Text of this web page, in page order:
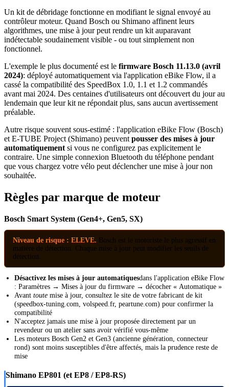
Un kit de débridage fonctionne en modifiant le signal envoyé au
contrôleur moteur. Quand Bosch ou Shimano affinent leurs
algorithmes, une mise à jour peut rendre un kit auparavant
indétectable soudainement visible - ou tout simplement non
fonctionnel.
L'exemple le plus documenté est le firmware Bosch 11.13.0 (avril
2024): déployé automatiquement via l'application eBike Flow, il a
cassé la compatibilité des SpeedBox 1.0, 1.1 et 1.2 commandés
avant mai 2024. Des centaines d'utilisateurs ont découvert du jour au
lendemain que leur kit ne répondait plus, sans aucun avertissement
préalable.
Autre risque souvent sous-estimé : l'application eBike Flow (Bosch)
et E-TUBE Project (Shimano) peuventpousser des mises à jour
automatiquementsi vous ne configurez pas explicitement le
contraire. Une simple connexion Bluetooth du téléphone pendant
que vous chargez votre vélo peut déclencher une mise à jour non
souhaitée.
Règles par marque de moteur
Bosch Smart System (Gen4+, Gen5, SX)
Niveau de risque : ELEVE. Bosch est le motoriste le plus agressif en
matière de détection. Chaque mise à jour peut modifier les seuils de
détection.
Désactivez les mises à jour automatiquesdans l'application eBike Flow
: Paramètres → Mises à jour du firmware → décocher « Automatique »
Avant toute mise à jour, consultez le site de votre fabricant de kit
(speedbox-tuning.com, volspeed.fr, peartune.com) pour confirmer la
compatibilité
N'acceptez jamais une mise à jour proposée directement par un
revendeur ou un atelier sans avoir vérifié vous-même
Les moteurs Bosch Gen2 et Gen3 (ancienne génération, connecteur
rond) sont moins susceptibles d'être affectés, mais la prudence reste de
mise
Shimano EP801 (et EP8 / EP8-RS)